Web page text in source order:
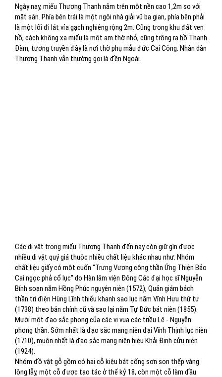
Ngày nay, miếu Thượng Thanh nằm trên một nền cao 1,2m so với
mặt sân. Phía bên trái là một ngôi nhà giải vũ ba gian, phía bên phải
là một lối đi lát vỉa gạch nghiêng rộng 2m. Cũng trong khu đất ven
hồ, cách không xa miếu là một am thờ nhỏ, cũng trông ra hồ Thanh
Đàm, tương truyền đây là nơi thờ phụ mẫu đức Cai Công. Nhân dân
Thượng Thanh vẫn thường gọi là đền Ngoài.
Các di vật trong miếu Thượng Thanh đến nay còn giữ gìn được
nhiều di vật quý giá thuộc nhiều chất liệu khác nhau như: Nhóm
chất liệu giấy có một cuốn "Trưng Vương công thần Ứng Thiện Bảo
Cai ngọc phả cổ lục" do Hàn lâm viện Đông Các đại học sĩ Nguyễn
Bính soạn năm Hồng Phúc nguyên niên (1572), Quản giám bách
thần tri điện Hùng Lĩnh thiếu khanh sao lục năm Vĩnh Hựu thứ tư
(1738) theo bản chính cũ và sao lại năm Tự Đức bát niên (1855).
Mười một đạo sắc phong của các vị vua các triều Lê - Nguyễn
phong thần. Sớm nhất là đạo sắc mang niên đại Vĩnh Thịnh lục niên
(1710), muộn nhất là đạo sắc mang niên hiệu Khải Định cửu niên
(1924).
Nhóm đồ vật gỗ gồm có hai cỗ kiệu bát cống sơn son thếp vàng
lộng lẫy, một cỗ được tạo tác ở thế kỷ 18, còn một cỗ làm đầu